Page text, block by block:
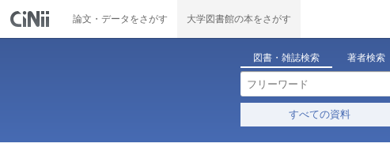
論文・データをさがす 大学図書館の本をさがす
図書・雑誌検索 著者検索
すべての資料